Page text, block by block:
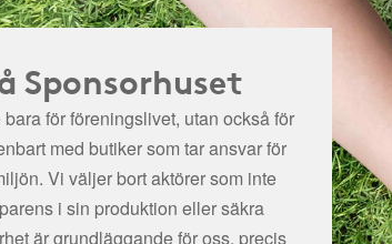
Sponsorhuset
för föreningslivet, utan också för
med butiker som tar ansvar för
Vi väljer bort aktörer som inte
i sin produktion eller säkra
är grundläggande för oss, precis